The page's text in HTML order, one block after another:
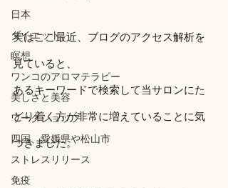
日本
ダイエット
瞑想
ワンコのアロマテラピー
美しさと美容
ワークショップ
四国、愛媛県や松山市
ストレスリリース
免疫
実はここ最近、ブログのアクセス解析を
見ていると、
あるキーワードで検索して当サロンにた
どり着く方が非常に増えていることに気
づきました。